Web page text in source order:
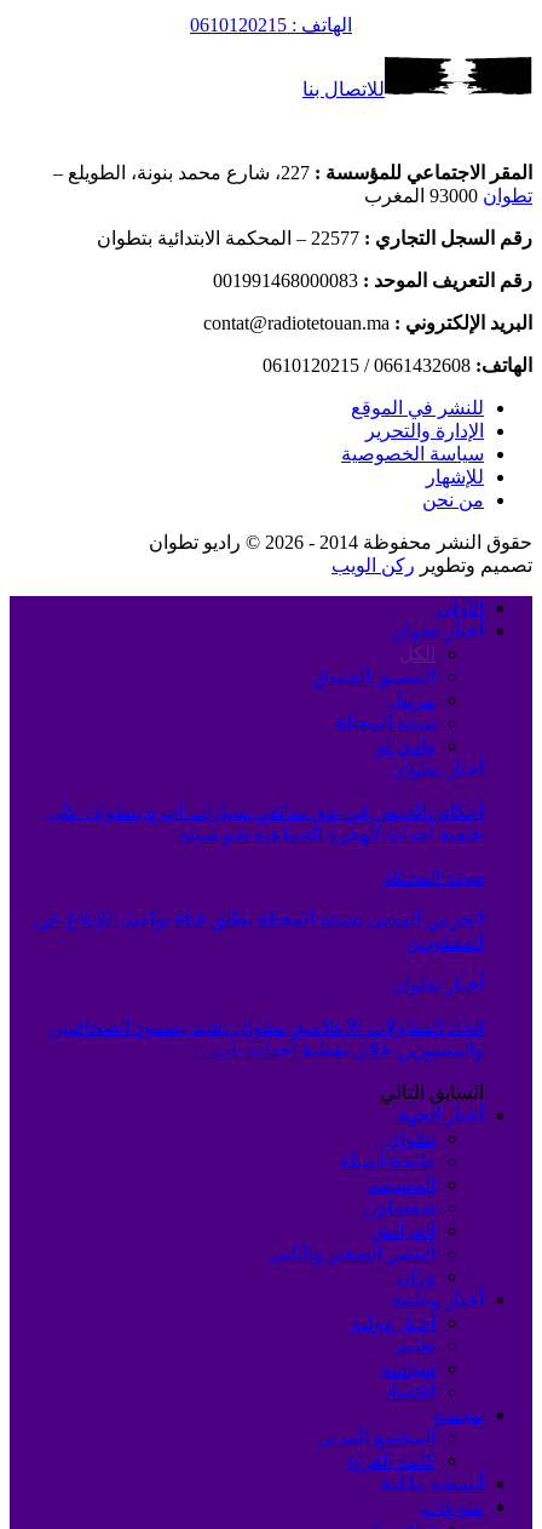
الهاتف : 0610120215
للاتصال بنا
المقر الاجتماعي للمؤسسة : 227، شارع محمد بنونة، الطويلع –
تطوان
رقم السجل التجاري : 22577 – المحكمة الابتدائية بتطوان
رقم التعريف الموحد : 001991468000083
البريد الإلكتروني : contat@radiotetouan.ma
الهاتف: 0661432608 / 0610120215
للنشر في الموقع
الإدارة والتحرير
سياسة الخصوصية
للإشهار
من نحن
حقوق النشر محفوظة 2014 - 2026 © راديو تطوان
تصميم وتطوير ركن الويب
الأولى
أخبار تطوان
الكل
المضيق الفنيدق
مرتيل
سبته المحتلة
وادي لو
أخبار تطوان
أحكام بالحبس في حق سائقي سيارات أجرة بتطوان على
خلفية أحداث الهجرة الجماعية نحو سبتة
سبته المحتلة
الحرس المدني بسبتة المحتلة يطلق قناة تواصل للإبلاغ عن
المفقودين
أخبار تطوان
اتحاد المقاولات الإعلامية بتطوان يشيد بصمود الصحافيين
والمصورين خلال تغطية أحداث باب…
السابق التالي
أخبار الجهة
تطوان
طنجة-أصيلة
الحسيمة
شفشاون
العرائش
القصر الصغير والكبير
وزان
أخبار وطنية
أخبار دولية
تعليم
سياسة
اقتصاد
مجتمع
المجتمع المدني
كلمة القراء
أنشطة ملكية
منوعات